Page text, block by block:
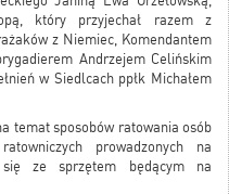
który przyjechał razem z
z Niemiec, Komendantem
Andrzejem Celińskim
w Siedlcach ppłk Michałem
temat sposobów ratowania osób
prowadzonych na
ze sprzętem będącym na